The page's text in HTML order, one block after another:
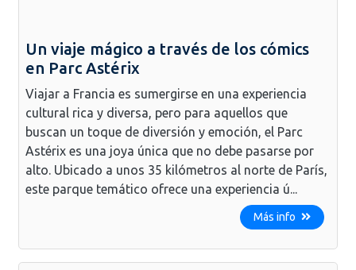
Un viaje mágico a través de los cómics
en Parc Astérix
Viajar a Francia es sumergirse en una experiencia
cultural rica y diversa, pero para aquellos que
buscan un toque de diversión y emoción, el Parc
Astérix es una joya única que no debe pasarse por
alto. Ubicado a unos 35 kilómetros al norte de París,
este parque temático ofrece una experiencia ú...
Más info